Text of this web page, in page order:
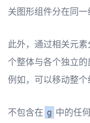
关图形组件分在同一
此外，通过相关元
个整体与各个独立的
例如，可以移动整个
不包含在 g 中的任